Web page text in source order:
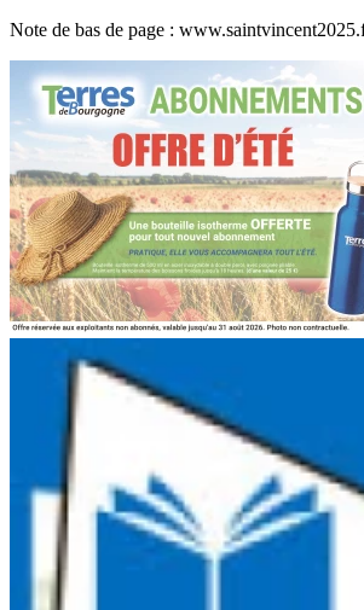
Note de bas de page :